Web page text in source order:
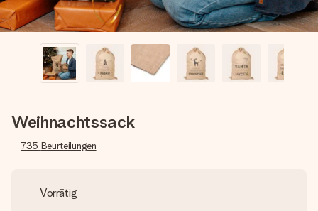
Weihnachtssack
735 Beurteilungen
Vorrätig